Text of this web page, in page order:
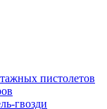
пистолетов
гвозди